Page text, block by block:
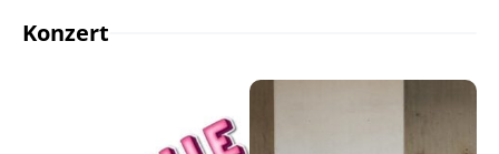
Konzert